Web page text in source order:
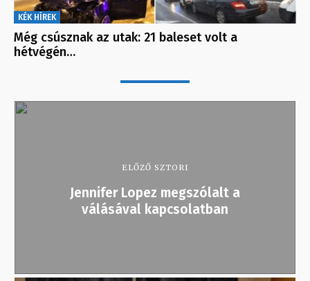
KÉK HÍREK
Még csúsznak az utak: 21 baleset volt a
hétvégén…
ELŐZŐ SZTORI
Jennifer Lopez megszólalt a
válásával kapcsolatban